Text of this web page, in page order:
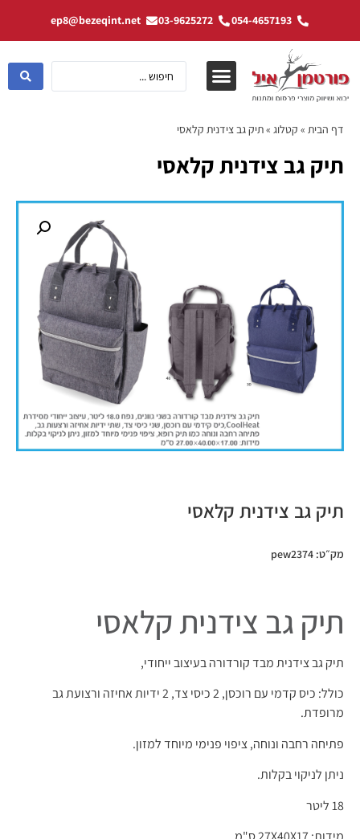
054-4657193
03-9625272
ep8@bezeqint.net
דף הבית » קטלוג »תיק גב צידנית קלאסי
תיק גב צידנית קלאסי
תיק גב צידנית קלאסי
מק״ט: pew2374
תיק גב צידנית קלאסי
תיק גב צידנית מבד קורדורה בעיצוב ייחודי,
כולל: כיס קדמי עם רוכסן, 2 כיסי צד, 2 ידיות אחיזה ורצועת גב
מרופדת.
פתיחה רחבה ונוחה, ציפוי פנימי מיוחד למזון.
ניתן לניקוי בקלות.
18 ליטר